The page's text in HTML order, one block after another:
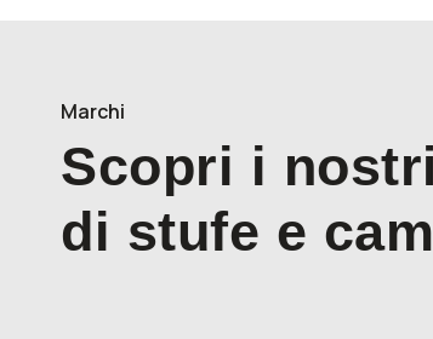
Marchi
Scopri i
di stufe e